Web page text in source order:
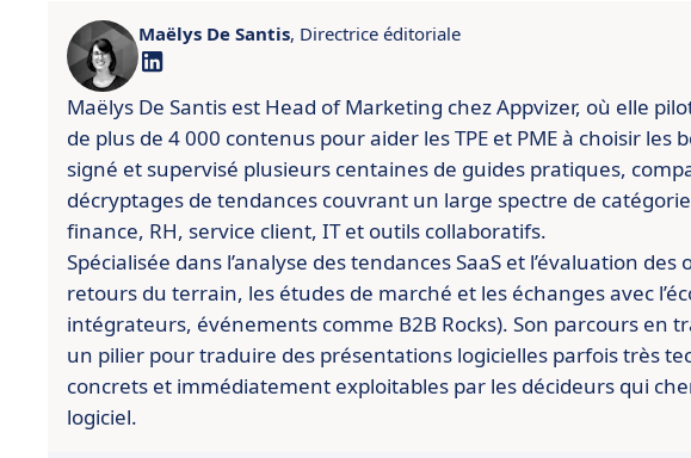
Maëlys De Santis, Directrice éditoriale
Maëlys De Santis est Head of Marketing chez Appvizer, où elle
de plus de 4 000 contenus pour aider les TPE et PME à choisir les
signé et supervisé plusieurs centaines de guides pratiques,
décryptages de tendances couvrant un large spectre de
finance, RH, service client, IT et outils collaboratifs.
Spécialisée dans l’analyse des tendances SaaS et l’évaluation des
retours du terrain, les études de marché et les échanges avec
intégrateurs, événements comme B2B Rocks). Son parcours en
un pilier pour traduire des présentations logicielles parfois très
concrets et immédiatement exploitables par les décideurs qui
logiciel.